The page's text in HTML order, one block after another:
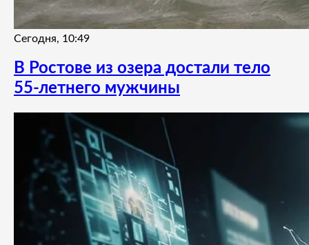
Сегодня, 10:49
В Ростове из озера достали тело
55-летнего мужчины